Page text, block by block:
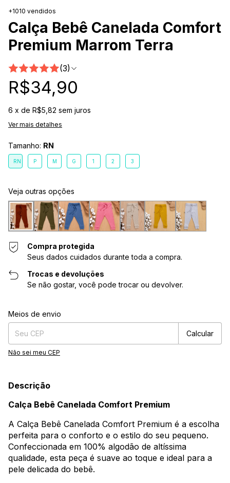
+1010 vendidos
Calça Bebê Canelada Comfort
Premium Marrom Terra
(3)
R$34,90
6 x de R$5,82 sem juros
Ver mais detalhes
Tamanho: RN
RN P M G 1 2 3
Veja outras opções
Compra protegida
Seus dados cuidados durante toda a compra.
Trocas e devoluções
Se não gostar, você pode trocar ou devolver.
Entregas para o CEP:
Meios de envio
Calcular
Não sei meu CEP
Descrição
Calça Bebê Canelada Comfort Premium
A Calça Bebê Canelada Comfort Premium é a escolha
perfeita para o conforto e o estilo do seu pequeno.
Confeccionada em 100% algodão de altíssima
qualidade, esta peça é suave ao toque e ideal para a
pele delicada do bebê.